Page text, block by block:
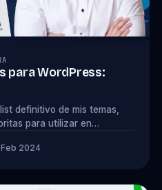
para WordPress:
definitivo de mis temas,
para utilizar en
2024